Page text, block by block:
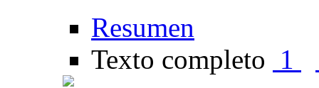
Resumen
Texto completo 1